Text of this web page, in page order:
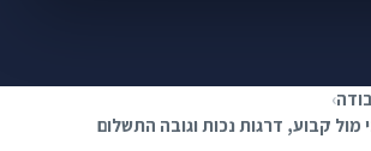
›
מול קבוע, דרגות נכות וגובה התשלום